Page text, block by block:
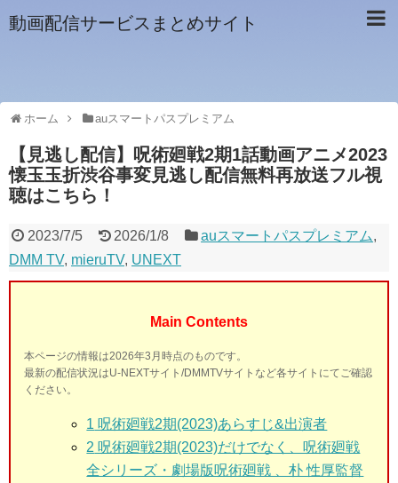
動画配信サービスまとめサイト
ホーム auスマートパスプレミアム
【見逃し配信】呪術廻戦2期1話動画アニメ2023
懐玉玉折渋谷事変見逃し配信無料再放送フル視
聴はこちら！
2023/7/5 2026/1/8 auスマートパスプレミアム,
DMM TV, mieruTV, UNEXT
Main Contents
本ページの情報は2026年3月時点のものです。
最新の配信状況はU-NEXTサイト/DMMTVサイトなど各サイトにてご確認
ください。
1 呪術廻戦2期(2023)あらすじ&出演者
2 呪術廻戦2期(2023)だけでなく、呪術廻戦
全シリーズ・劇場版呪術廻戦 、朴 性厚監督